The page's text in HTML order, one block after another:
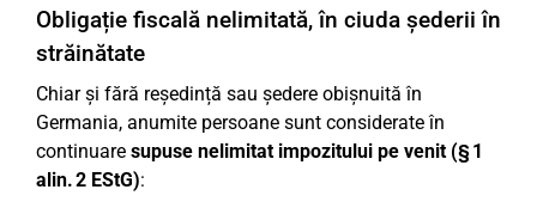
Obligație fiscală nelimitată, în ciuda șederii în
străinătate
Chiar și fără reședință sau ședere obișnuită în
Germania, anumite persoane sunt considerate în
continuare supuse nelimitat impozitului pe venit (§ 1
alin. 2 EStG):